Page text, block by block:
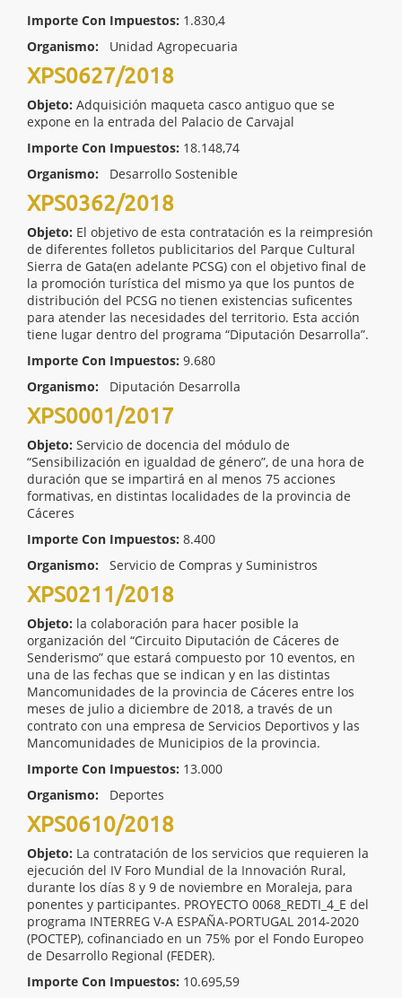
Importe Con Impuestos: 1.830,4
Organismo:
Unidad Agropecuaria
XPS0627/2018
Objeto: Adquisición maqueta casco antiguo que se
expone en la entrada del Palacio de Carvajal
Importe Con Impuestos: 18.148,74
Organismo:
Desarrollo Sostenible
XPS0362/2018
Objeto: El objetivo de esta contratación es la reimpresión
de diferentes folletos publicitarios del Parque Cultural
Sierra de Gata(en adelante PCSG) con el objetivo final de
la promoción turística del mismo ya que los puntos de
distribución del PCSG no tienen existencias suficentes
para atender las necesidades del territorio. Esta acción
tiene lugar dentro del programa “Diputación Desarrolla”.
Importe Con Impuestos: 9.680
Organismo:
Diputación Desarrolla
XPS0001/2017
Objeto: Servicio de docencia del módulo de
“Sensibilización en igualdad de género”, de una hora de
duración que se impartirá en al menos 75 acciones
formativas, en distintas localidades de la provincia de
Cáceres
Importe Con Impuestos: 8.400
Organismo:
Servicio de Compras y Suministros
XPS0211/2018
Objeto: la colaboración para hacer posible la
organización del “Circuito Diputación de Cáceres de
Senderismo” que estará compuesto por 10 eventos, en
una de las fechas que se indican y en las distintas
Mancomunidades de la provincia de Cáceres entre los
meses de julio a diciembre de 2018, a través de un
contrato con una empresa de Servicios Deportivos y las
Mancomunidades de Municipios de la provincia.
Importe Con Impuestos: 13.000
Organismo:
Deportes
XPS0610/2018
Objeto: La contratación de los servicios que requieren la
ejecución del IV Foro Mundial de la Innovación Rural,
durante los días 8 y 9 de noviembre en Moraleja, para
ponentes y participantes. PROYECTO 0068_REDTI_4_E del
programa INTERREG V-A ESPAÑA-PORTUGAL 2014-2020
(POCTEP), cofinanciado en un 75% por el Fondo Europeo
de Desarrollo Regional (FEDER).
Importe Con Impuestos: 10.695,59